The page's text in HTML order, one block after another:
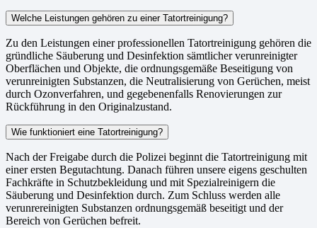
Welche Leistungen gehören zu einer Tatortreinigung?
Zu den Leistungen einer professionellen Tatortreinigung gehören die
gründliche Säuberung und Desinfektion sämtlicher verunreinigter
Oberflächen und Objekte, die ordnungsgemäße Beseitigung von
verunreinigten Substanzen, die Neutralisierung von Gerüchen, meist
durch Ozonverfahren, und gegebenenfalls Renovierungen zur
Rückführung in den Originalzustand.
Wie funktioniert eine Tatortreinigung?
Nach der Freigabe durch die Polizei beginnt die Tatortreinigung mit
einer ersten Begutachtung. Danach führen unsere eigens geschulten
Fachkräfte in Schutzbekleidung und mit Spezialreinigern die
Säuberung und Desinfektion durch. Zum Schluss werden alle
verunrereinigten Substanzen ordnungsgemäß beseitigt und der
Bereich von Gerüchen befreit.